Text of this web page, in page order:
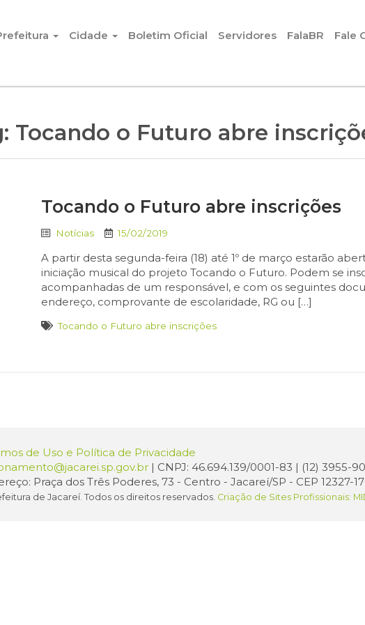
Cidade Boletim Oficial Servidores FalaBR Fale
Tocando o Futuro abre
Tocando o Futuro abre inscrições
Notícias 15/02/2019
A partir desta segunda-feira (18) até 1º de março estarão
iniciação musical do projeto Tocando o Futuro. Podem se
acompanhadas de um responsável, e com os seguintes
endereço, comprovante de escolaridade, RG ou […]
Tocando o Futuro abre inscrições
de Uso e Política de Privacidade
| CNPJ: 46.694.139/0001-83 | (12) 3955-
Praça dos Três Poderes, 73 - Centro - Jacareí/SP - CEP 12327-
de Jacareí. Todos os direitos reservados. Criação de Sites Profissionais: